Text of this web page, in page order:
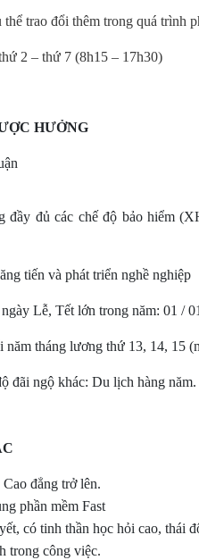
trao đổi thêm trong quá trình
2 – thứ 7 (8h15 – 17h30)
HƯỞNG
đầy đủ các chế độ bảo hiểm
tiến và phát triển nghề nghiệp
Lễ, Tết lớn trong năm: 01 /
năm tháng lương thứ 13, 14, 15
đãi ngộ khác: Du lịch hàng năm.
đẳng trở lên.
phần mềm Fast
có tinh thần học hỏi cao, thái
trong công việc.